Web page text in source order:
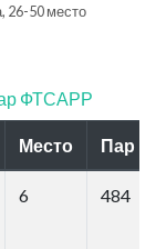
26-50 место
ФТСАРР
Место Пар
6 484